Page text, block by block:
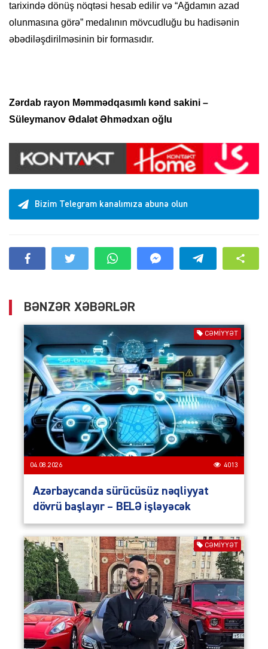
tarixində dönüş nöqtəsi hesab edilir və “Ağdamın azad
olunmasına görə” medalının mövcudluğu bu hadisənin
əbədiləşdirilməsinin bir formasıdır.
Zərdab rayon Məmmədqasımlı kənd sakini –
Süleymanov Ədalət Əhmədxan oğlu
Bizim Telegram kanalımıza abunə olun
BƏNZƏR XƏBƏRLƏR
CƏMIYYƏT
04.08.2026 4013
Azərbaycanda sürücüsüz nəqliyyat
dövrü başlayır – BELƏ işləyəcək
CƏMIYYƏT